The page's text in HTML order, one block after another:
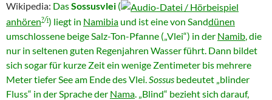
Wikipedia: DasSossusvlei (
anhören?/i) liegt in Namibia und ist eine von Sanddünen
umschlossene beige Salz-Ton-Pfanne („Vlei“) in der Namib, die
nur in seltenen guten Regenjahren Wasser führt. Dann bildet
sich sogar für kurze Zeit ein wenige Zentimeter bis mehrere
Meter tiefer See am Ende des Vlei.Sossus bedeutet „blinder
Fluss“ in der Sprache der Nama. „Blind“ bezieht sich darauf,